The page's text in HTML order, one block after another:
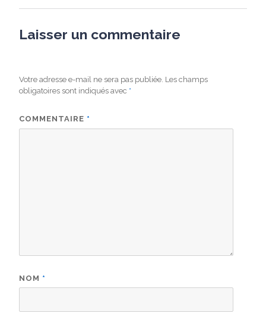
Laisser un commentaire
Votre adresse e-mail ne sera pas publiée. Les champs
obligatoires sont indiqués avec *
COMMENTAIRE *
NOM *